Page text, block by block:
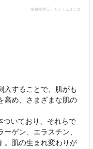
情報提供元：カンナムオンニ
入することで、肌がも
高め、さまざまな肌の
ついており、それらで
ゲン、エラスチン、
。肌の生まれ変わりが